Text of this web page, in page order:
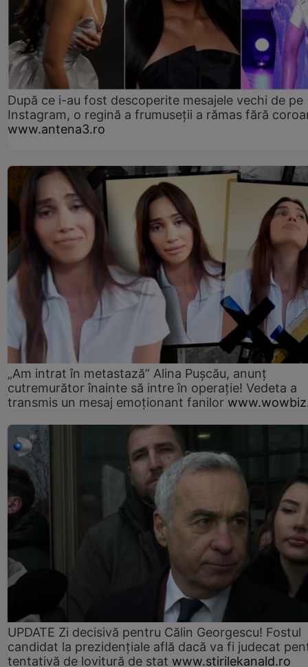
După ce i-au fost descoperite mesajele vechi de pe
Instagram, o regină a frumuseții a rămas fără
www.antena3.ro
„Am intrat în metastază” Alina Pușcău, anunț
cutremurător înainte să intre în operație! Vedeta a
transmis un mesaj emoționant fanilor
UPDATE Zi decisivă pentru Călin Georgescu! Fostul
candidat la prezidențiale află dacă va fi judecat
tentativă de lovitură de stat www.stirilekanald.ro